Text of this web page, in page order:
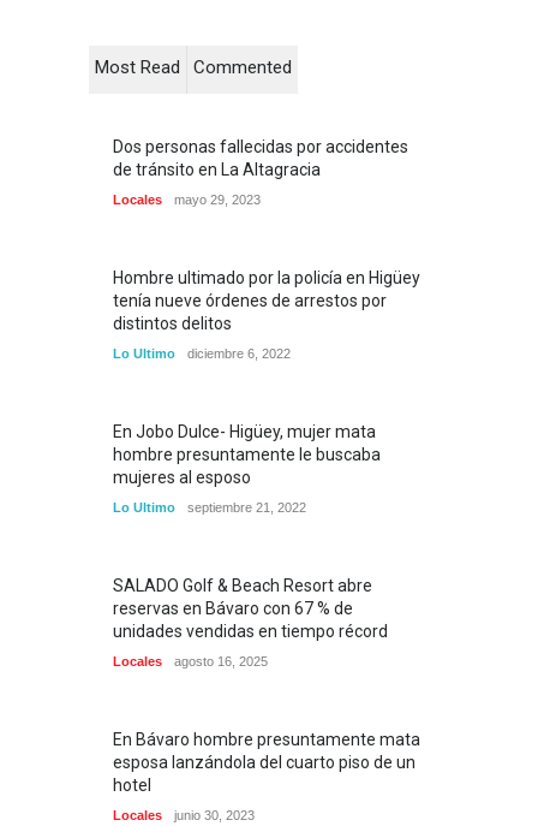
Most Read Commented
Dos personas fallecidas por accidentes
de tránsito en La Altagracia
Locales mayo 29, 2023
Hombre ultimado por la policía en Higüey
tenía nueve órdenes de arrestos por
distintos delitos
Lo Ultimo diciembre 6, 2022
En Jobo Dulce- Higüey, mujer mata
hombre presuntamente le buscaba
mujeres al esposo
Lo Ultimo septiembre 21, 2022
SALADO Golf & Beach Resort abre
reservas en Bávaro con 67 % de
unidades vendidas en tiempo récord
Locales agosto 16, 2025
En Bávaro hombre presuntamente mata
esposa lanzándola del cuarto piso de un
hotel
Locales junio 30, 2023